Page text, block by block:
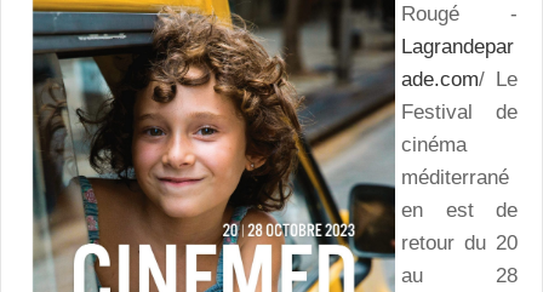
Rougé -
Lagrandepar
ade.com/ Le
Festival de
cinéma
méditerrané
en est de
retour du 20
au 28